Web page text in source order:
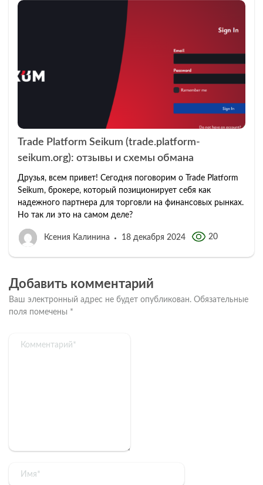
Trade Platform Seikum (trade.platform-
seikum.org): отзывы и схемы обмана
Друзья, всем привет! Сегодня поговорим о Trade Platform
Seikum, брокере, который позиционирует себя как
надежного партнера для торговли на финансовых рынках.
Но так ли это на самом деле?
Ксения Калинина 18 декабря 2024 20
Добавить комментарий
Ваш электронный адрес не будет опубликован. Обязательные
поля помечены *